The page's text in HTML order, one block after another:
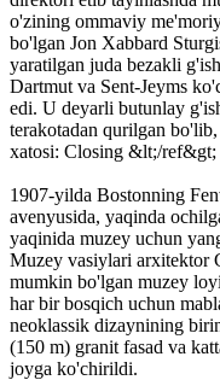
o'zining ommaviy
bo'lgan Jon Xabbard
yaratilgan juda bezakli
Dartmut va Sent-Jeyms
edi. U deyarli butunlay
terakotadan qurilgan
xatosi: Closing &lt;/
1907-yilda Bostonning
avenyusida, yaqinda
yaqinida muzey uchun
Muzey vasiylari arxitektor
mumkin bo'lgan muzey
har bir bosqich uchun
neoklassik dizaynining
(150 m) granit fasad va
joyga ko'chirildi.